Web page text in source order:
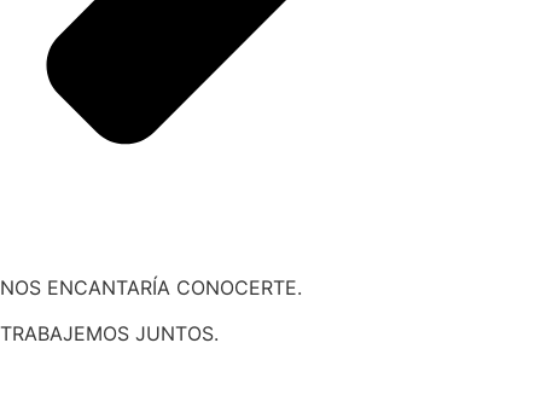
NOS ENCANTARÍA CONOCERTE.
TRABAJEMOS JUNTOS.